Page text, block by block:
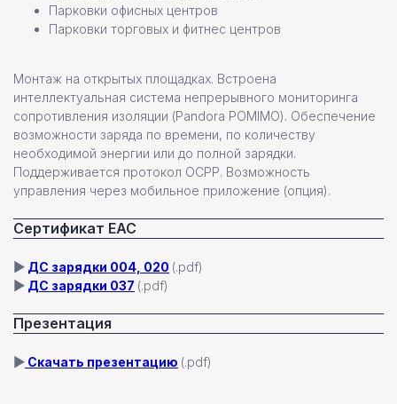
Парковки офисных центров
Парковки торговых и фитнес центров
Монтаж на открытых площадках. Встроена
интеллектуальная система непрерывного мониторинга
сопротивления изоляции (Pandora POMIMO). Обеспечение
возможности заряда по времени, по количеству
необходимой энергии или до полной зарядки.
Поддерживается протокол OCPP. Возможность
управления через мобильное приложение (опция).
Сертификат ЕАС
▶ ДС зарядки 004, 020 (.pdf)
▶ ДС зарядки 037 (.pdf)
Презентация
▶ Скачать презентацию (.pdf)
+7 (812) 493 46 90
Охранные системы Pandora
Всепогодные станции
Новинки
Хиты продаж
Реализованные проекты
Зарядные станции Pandora
Настенные станции
новинка